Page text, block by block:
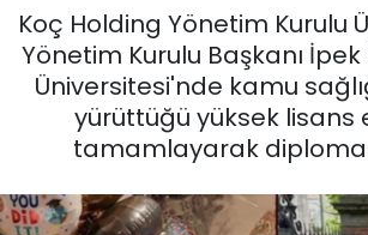
Koç Holding Yönetim Kurulu
Yönetim Kurulu Başkanı İpek
Üniversitesi'nde kamu
yürüttüğü yüksek lisans
tamamlayarak
EĞİTİM
EKONOMİ
English News
GÜNCEL
Tüm Manşetler
Son Dakika Haberleri
Haber Arşivi